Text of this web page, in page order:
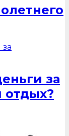
за
отдых?